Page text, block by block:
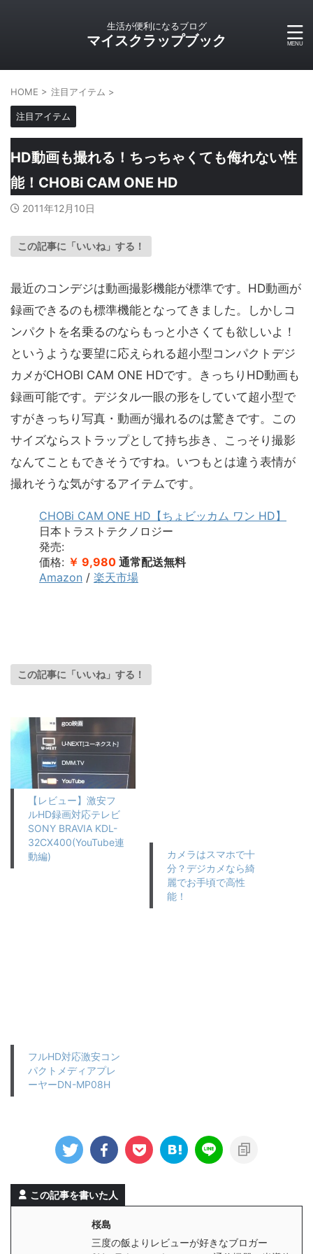
生活が便利になるブログ
マイスクラップブック
HOME > 注目アイテム >
注目アイテム
HD動画も撮れる！ちっちゃくても侮れない性
能！CHOBi CAM ONE HD
2011年12月10日
この記事に「いいね」する！
最近のコンデジは動画撮影機能が標準です。HD動画が
録画できるのも標準機能となってきました。しかしコ
ンパクトを名乗るのならもっと小さくても欲しいよ！
というような要望に応えられる超小型コンパクトデジ
カメがCHOBI CAM ONE HDです。きっちりHD動画も
録画可能です。デジタル一眼の形をしていて超小型で
すがきっちり写真・動画が撮れるのは驚きです。この
サイズならストラップとして持ち歩き、こっそり撮影
なんてこともできそうですね。いつもとは違う表情が
撮れそうな気がするアイテムです。
CHOBi CAM ONE HD【ちょビッカム ワン HD】
日本トラストテクノロジー
発売:
価格: ￥ 9,980 通常配送無料
Amazon / 楽天市場
この記事に「いいね」する！
【レビュー】激安フ
ルHD録画対応テレビ
SONY BRAVIA KDL-
32CX400(YouTube連
動編)
カメラはスマホで十
分？デジカメなら綺
麗でお手頃で高性
能！
フルHD対応激安コン
パクトメディアプレ
ーヤーDN-MP08H
この記事を書いた人
桜島
三度の飯よりレビューが好きなブロガー